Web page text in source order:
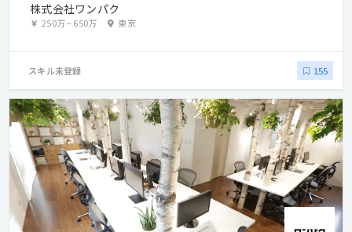
株式会社ワンパク
250万~650万 東京
スキル未登録 155